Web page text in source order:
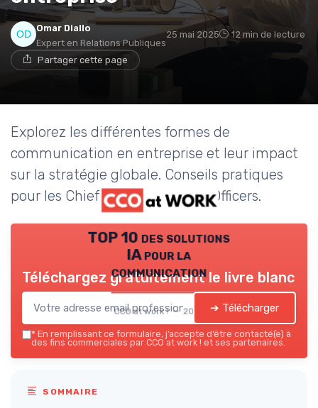
Omar Diallo
Expert en Relations Publiques
25 mai 2025 12 min de lecture
Partager cette page
Explorez les différentes formes de
communication en entreprise et leur impact
sur la stratégie globale. Conseils pratiques
pour les Chief Communication Officers.
TOP 10 des solutions
IA pour la
communication
CCO at work ! — 2026
Téléchargez gratuitement le livre blanc
➔ Télécharger
* En remplissant ce formulaire, j’accepte d’être contacté(e) à
des fins commerciales par CCO at work ! et ses partenaires.
SOMMAIRE